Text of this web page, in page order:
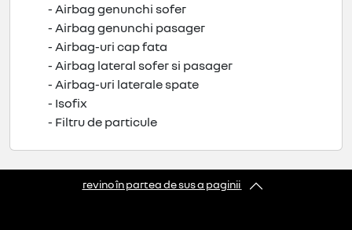
- Airbag genunchi sofer
- Airbag genunchi pasager
- Airbag-uri cap fata
- Airbag lateral sofer si pasager
- Airbag-uri laterale spate
- Isofix
- Filtru de particule
revino în partea de sus a paginii